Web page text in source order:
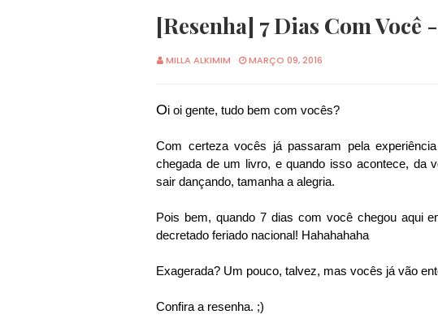
[Resenha] 7 Dias Com Você
MILLA ALKIMIM MARÇO 09, 2016
Oi oi gente, tudo bem com vocês?
Com certeza vocês já passaram pela
chegada de um livro, e quando isso acontece, da
sair dançando, tamanha a alegria.
Pois bem, quando 7 dias com você chegou aqui
decretado feriado nacional! Hahahahaha
Exagerada? Um pouco, talvez, mas vocês já vão
Confira a resenha. ;)